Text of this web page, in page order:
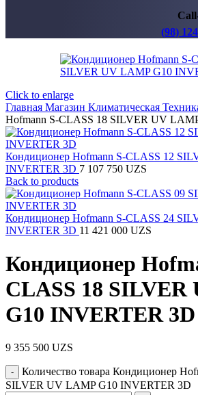
(98)
Click to enlarge
Главная Магазин Климатическая
Hofmann S-CLASS 18 SILVER UV
Кондиционер Hofmann S-CLASS 12
INVERTER 3D 7 107 750 UZS
Back to products
Кондиционер Hofmann S-CLASS 24
INVERTER 3D 11 421 000 UZS
Кондиционер
CLASS 18 SILVER
G10 INVERTER 3D
9 355 500 UZS
Количество товара Кондиционер
SILVER UV LAMP G10 INVERTER 3D